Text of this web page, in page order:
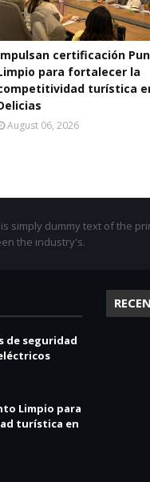
certificación
para fortalecer la
turística
August 06, 2026
simply dummy text of the
the industry's.
de seguridad
Limpio para
turística en